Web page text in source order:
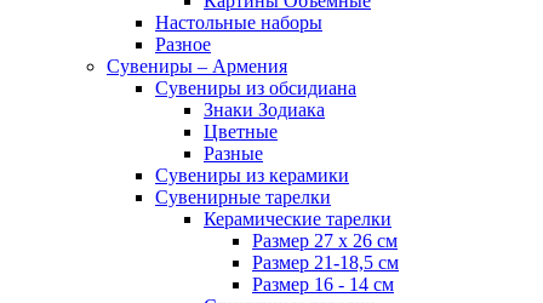
Настольные наборы
Разное
Сувениры – Армения
Сувениры из обсидиана
Знаки Зодиака
Цветные
Разные
Сувениры из керамики
Сувенирные тарелки
Керамические тарелки
Размер 27 х 26 см
Размер 21-18,5 см
Размер 16 - 14 см